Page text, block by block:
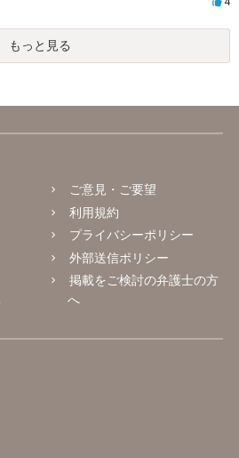
もっと見る
ご意見・ご要望
利用規約
プライバシーポリシー
外部送信ポリシー
掲載をご検討の弁護士の方
へ